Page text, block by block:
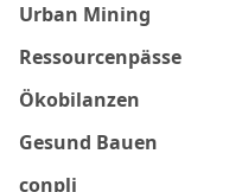
Urban Mining
Ressourcenpässe
Ökobilanzen
Gesund Bauen
conpli